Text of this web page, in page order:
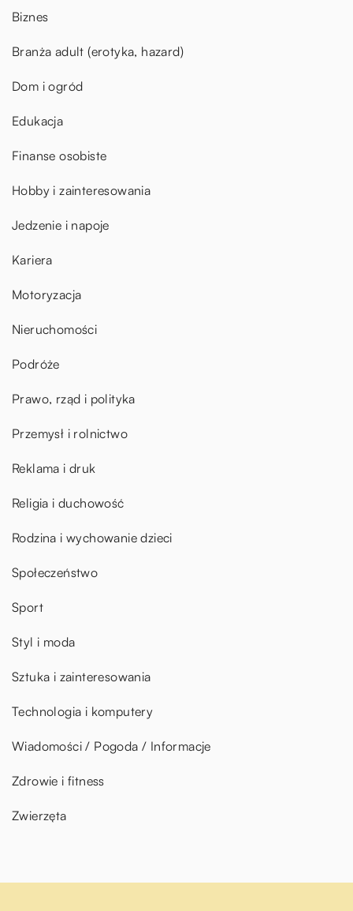
Biznes
Branża adult (erotyka, hazard)
Dom i ogród
Edukacja
Finanse osobiste
Hobby i zainteresowania
Jedzenie i napoje
Kariera
Motoryzacja
Nieruchomości
Podróże
Prawo, rząd i polityka
Przemysł i rolnictwo
Reklama i druk
Religia i duchowość
Rodzina i wychowanie dzieci
Społeczeństwo
Sport
Styl i moda
Sztuka i zainteresowania
Technologia i komputery
Wiadomości / Pogoda / Informacje
Zdrowie i fitness
Zwierzęta